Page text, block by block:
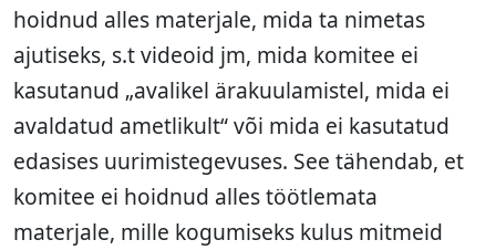
hoidnud alles materjale, mida ta nimetas
ajutiseks, s.t videoid jm, mida komitee ei
kasutanud „avalikel ärakuulamistel, mida ei
avaldatud ametlikult“ või mida ei kasutatud
edasises uurimistegevuses. See tähendab, et
komitee ei hoidnud alles töötlemata
materjale, mille kogumiseks kulus mitmeid